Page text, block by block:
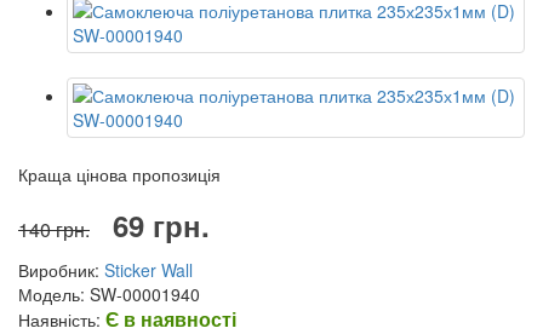
Краща цінова пропозиція
140 грн. 69 грн.
Виробник: Sticker Wall
Модель: SW-00001940
Наявність: Є в наявності